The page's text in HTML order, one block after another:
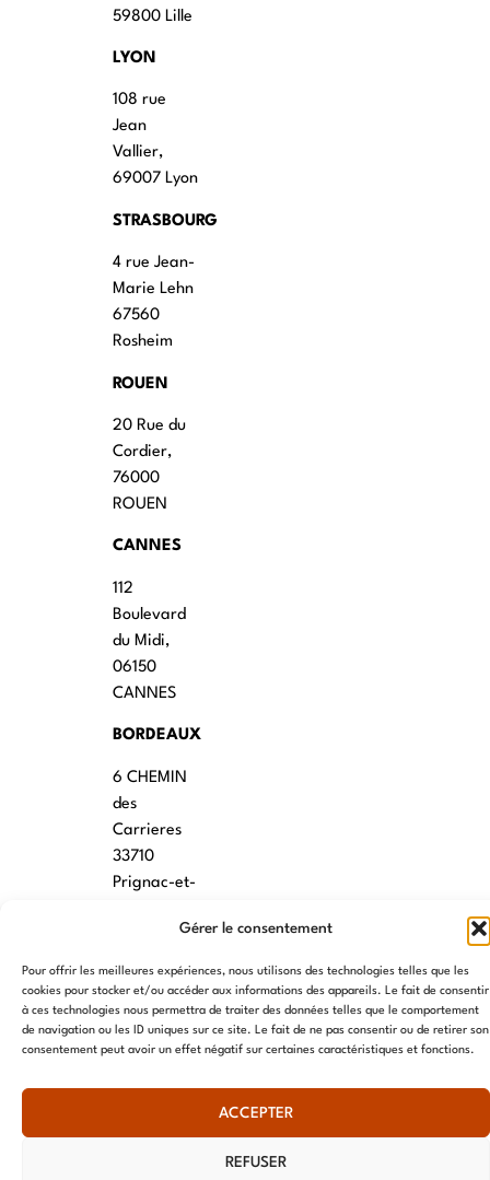
Gérer le consentement
Pour offrir les meilleures expériences, nous utilisons des technologies telles que les
cookies pour stocker et/ou accéder aux informations des appareils. Le fait de consentir
à ces technologies nous permettra de traiter des données telles que le comportement
de navigation ou les ID uniques sur ce site. Le fait de ne pas consentir ou de retirer son
consentement peut avoir un effet négatif sur certaines caractéristiques et fonctions.
ACCEPTER
REFUSER
59800 Lille
LYON
108 rue
Jean
Vallier,
69007 Lyon
STRASBOURG
4 rue Jean-
Marie Lehn
67560
Rosheim
ROUEN
20 Rue du
Cordier,
76000
ROUEN
CANNES
112
Boulevard
du Midi,
06150
CANNES
BORDEAUX
6 CHEMIN
des
Carrieres
33710
Prignac-et-
7 rue des
écoles
34790
© AME 2024, tous droits réservés